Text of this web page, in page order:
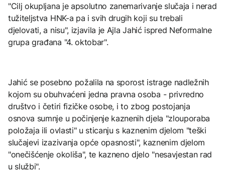
"Cilj okupljana je apsolutno zanemarivanje slučaja i nerad
tužiteljstva HNK-a pa i svih drugih koji su trebali
djelovati, a nisu", izjavila je Ajla Jahić ispred Neformalne
grupa građana "4. oktobar".
Jahić se posebno požalila na sporost istrage nadležnih
kojom su obuhvaćeni jedna pravna osoba - privredno
društvo i četiri fizičke osobe, i to zbog postojanja
osnova sumnje u počinjenje kaznenih djela "zlouporaba
položaja ili ovlasti" u sticanju s kaznenim djelom "teški
slučajevi izazivanja opće opasnosti", kaznenim djelom
"onečišćenje okoliša", te kazneno djelo "nesavjestan rad
u službi".